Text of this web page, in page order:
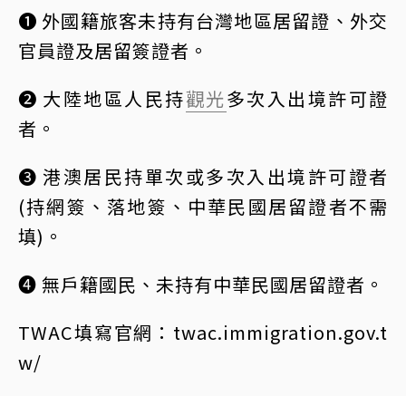
➊ 外國籍旅客未持有台灣地區居留證、外交
官員證及居留簽證者。
➋ 大陸地區人民持觀光多次入出境許可證
者。
➌ 港澳居民持單次或多次入出境許可證者
(持網簽、落地簽、中華民國居留證者不需
填)。
➍ 無戶籍國民、未持有中華民國居留證者。
TWAC填寫官網： twac.immigration.gov.t
w/